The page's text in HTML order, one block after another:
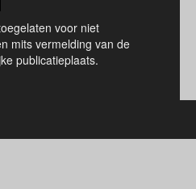
voor niet
mits vermelding van de
publicatieplaats.